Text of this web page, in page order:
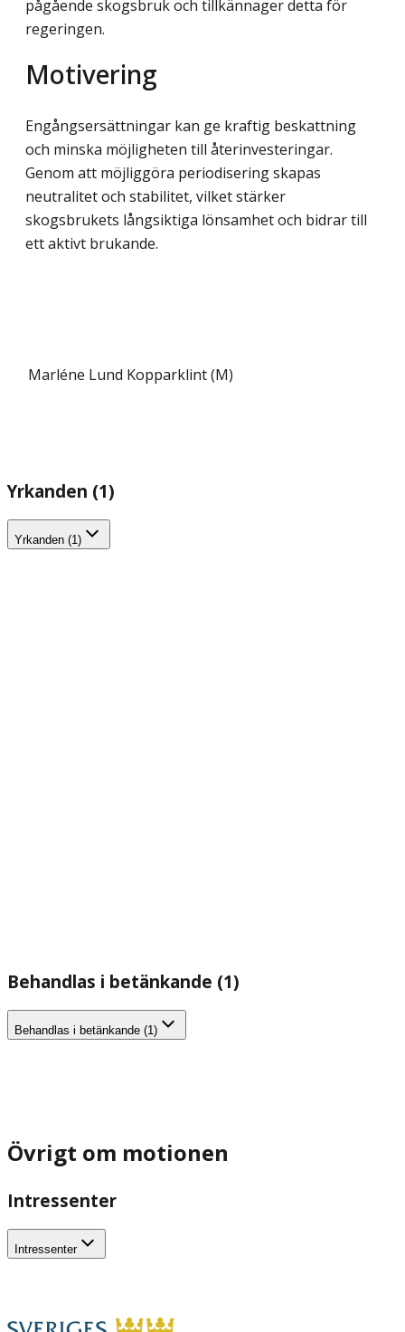
pågående skogsbruk och tillkännager detta för
regeringen.
Motivering
Engångsersättningar kan ge kraftig beskattning
och minska möjligheten till åter­investeringar.
Genom att möjliggöra periodisering skapas
neutralitet och stabilitet, vilket stärker
skogsbrukets långsiktiga lönsamhet och bidrar till
ett aktivt brukande.
Marléne Lund Kopparklint (M)
Yrkanden (1)
Yrkanden (1)
Behandlas i betänkande (1)
Behandlas i betänkande (1)
Övrigt om motionen
Intressenter
Intressenter